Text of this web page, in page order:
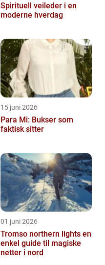
Spirituell veileder i en
moderne hverdag
15 juni 2026
Para Mi: Bukser som
faktisk sitter
01 juni 2026
Tromso northern lights en
enkel guide til magiske
netter i nord